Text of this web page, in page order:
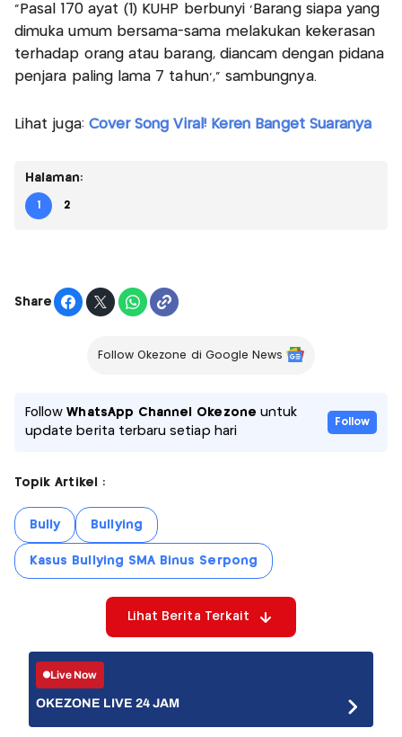
"Pasal 170 ayat (1) KUHP berbunyi 'Barang siapa yang
dimuka umum bersama-sama melakukan kekerasan
terhadap orang atau barang, diancam dengan pidana
penjara paling lama 7 tahun'," sambungnya.
Lihat juga: Cover Song Viral! Keren Banget Suaranya
Halaman:
1 2
Share
Follow Okezone di Google News
FollowWhatsApp Channel Okezone untuk
update berita terbaru setiap hari
Follow
Topik Artikel :
Bully Bullying
Kasus Bullying SMA Binus Serpong
Lihat Berita Terkait
Live Now
OKEZONE LIVE 24 JAM